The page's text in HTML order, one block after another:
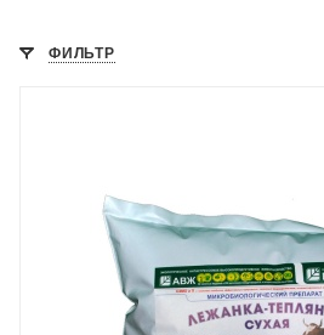
ФИЛЬТР